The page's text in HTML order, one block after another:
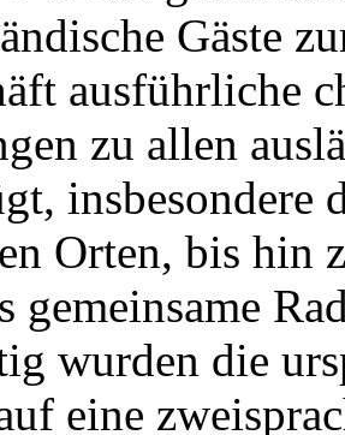
Gäste
ausführliche
zu allen
insbesondere
Orten, bis hin
gemeinsame
wurden die
eine